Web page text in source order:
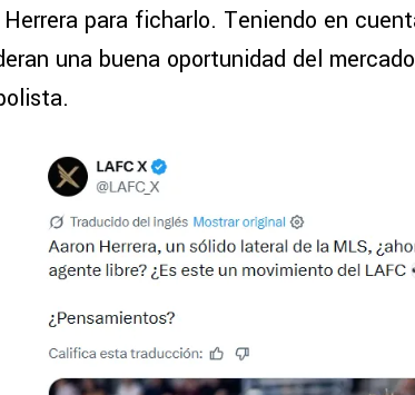
para ficharlo. Teniendo en
una buena oportunidad del